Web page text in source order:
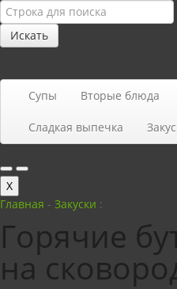
Искать
Супы Вторые блюда
Сладкая выпечка
X
Главная - Закуски :
Горячие
на